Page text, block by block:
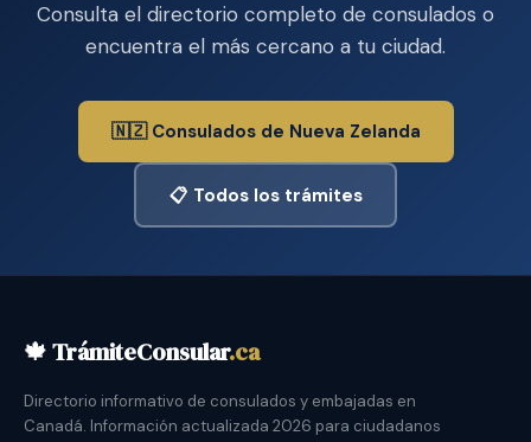
Consulta el directorio completo de consulados o
encuentra el más cercano a tu ciudad.
🇳🇿 Consulados de Nueva Zelanda
📋 Todos los trámites
🍁 TrámiteConsular.ca
Directorio informativo de consulados y embajadas en
Canadá. Información actualizada 2026 para ciudadanos